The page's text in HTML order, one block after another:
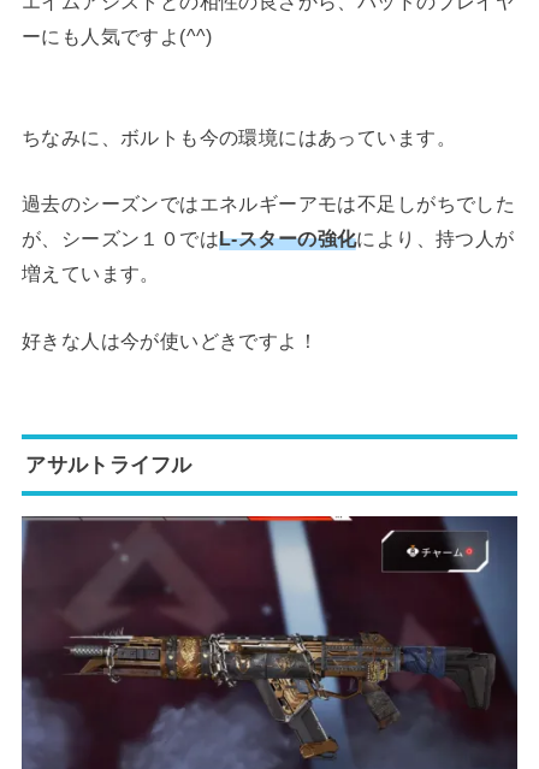
ーにも人気ですよ(^^)
ちなみに、ボルトも今の環境にはあっています。
過去のシーズンではエネルギーアモは不足しがちでした
が、シーズン１０ではL-スターの強化により、持つ人が
増えています。
好きな人は今が使いどきですよ！
アサルトライフル